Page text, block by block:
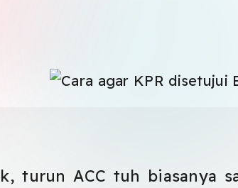
turun ACC tuh biasanya